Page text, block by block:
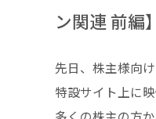
ン関連 前編】
先日、株主様向
特設サイト上に